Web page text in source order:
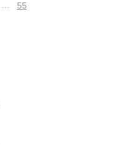
… 55